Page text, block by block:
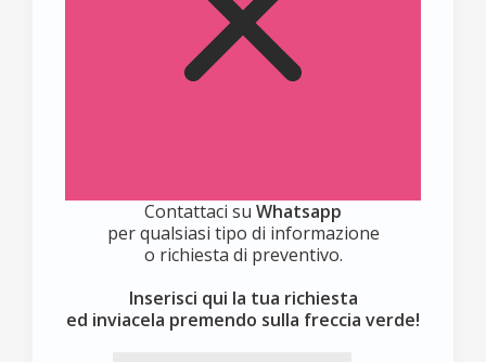
Contattaci su Whatsapp
per qualsiasi tipo di informazione
o richiesta di preventivo.
Inserisci qui la tua richiesta
ed inviacela premendo sulla freccia verde!